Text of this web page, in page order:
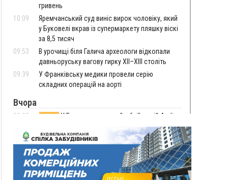
гривень
10:09
Яремчанський суд виніс вирок чоловіку, який
у Буковелі вкрав із супермаркету пляшку віскі
за 8,5 тисяч
09:53
В урочищі біля Галича археологи відкопали
давньоруську вагову гирку XII–XIII століть
09:39
У Франківську медики провели серію
складних операцій на аорті
Вчора
22:22 ФОТО У Богородчанах на "зебрі" водій Audi
наїхав на хлопчика з велосипедом
21:01
Загальна площа всіх книгарень України - трохи
більше ніж 6 футбольних полів
20:47
На "зебрі" у Франківську два мотоциклісти
збили жінку